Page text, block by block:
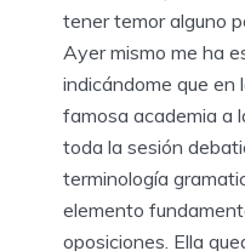
tener temor alguno
Ayer mismo me ha
indicándome que en
famosa academia a
toda la sesión
terminología
elemento
oposiciones. Ella